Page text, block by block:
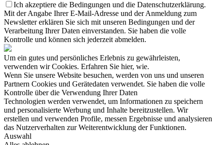
Ich akzeptiere die Bedingungen und die Datenschutzerklärung.
Mit der Angabe Ihrer E-Mail-Adresse und der Anmeldung zum
Newsletter erklären Sie sich mit unseren Bedingungen und der
Verarbeitung Ihrer Daten einverstanden. Sie haben die volle
Kontrolle und können sich jederzeit abmelden.
Um ein gutes und persönliches Erlebnis zu gewährleisten,
verwenden wir Cookies. Erfahren Sie hier, wie.
Wenn Sie unsere Website besuchen, werden von uns und unseren
Partnern Cookies und Gerätedaten verwendet. Sie haben die volle
Kontrolle über die Verwendung Ihrer Daten
Technologien werden verwendet, um Informationen zu speichern
und personalisierte Werbung und Inhalte bereitzustellen. Wir
erstellen und verwenden Profile, messen Ergebnisse und analysieren
das Nutzerverhalten zur Weiterentwicklung der Funktionen.
Auswahl